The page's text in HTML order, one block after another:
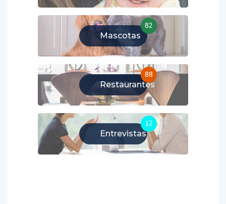
Mascotas
82
Restaurantes
88
Entrevistas
12